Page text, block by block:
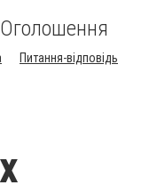
Оголошення
Питання-відповідь